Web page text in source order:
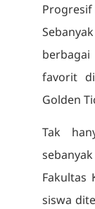
Progresif
favorit
Golden
Tak
Fakultas
siswa